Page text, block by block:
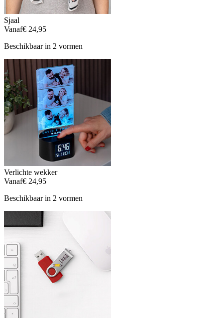
Sjaal
Vanaf€ 24,95
Beschikbaar in 2 vormen
Verlichte wekker
Vanaf€ 24,95
Beschikbaar in 2 vormen